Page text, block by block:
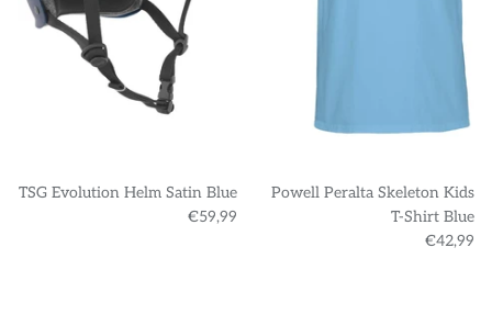
TSG Evolution Helm Satin Blue
€59,99
Powell Peralta Skeleton Kids
T-Shirt Blue
€42,99